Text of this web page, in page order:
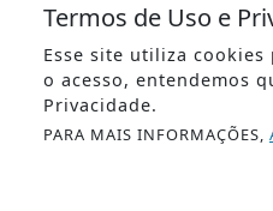
Termos de Uso e
Esse site utiliza
o acesso, entendemos
Privacidade.
PARA MAIS INFORMAÇÕES,